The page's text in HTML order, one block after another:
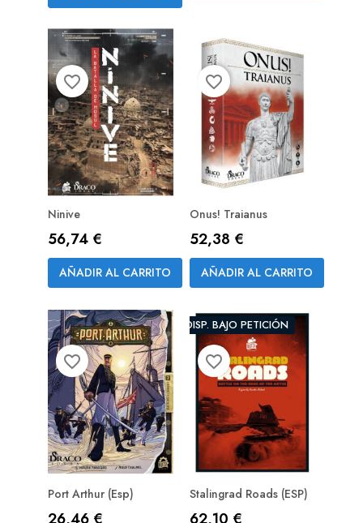
Ninive
Precio
56,74 €
AÑADIR AL CARRITO
favorite_border
Onus! Traianus
Precio
52,38 €
AÑADIR AL CARRITO
favorite_border
Port Arthur (esp)
Precio
26,46 €
favorite_border
DISP. BAJO PETICIÓN
Stalingrad Roads (ESP)
Precio
62,10 €
favorite_border